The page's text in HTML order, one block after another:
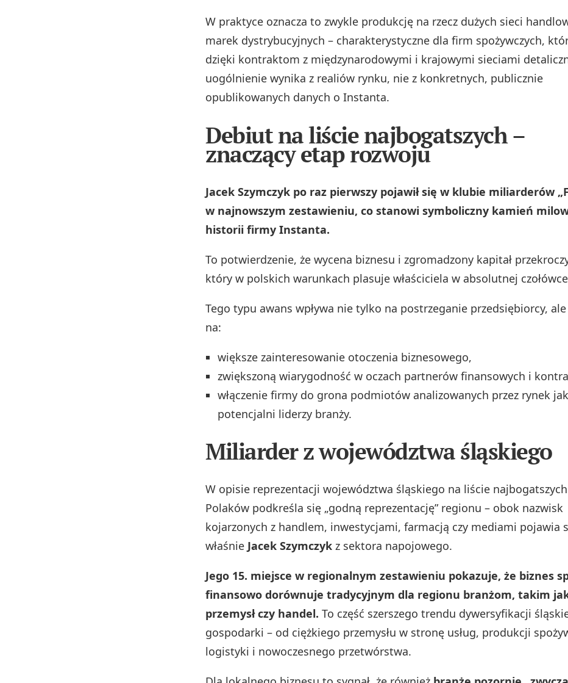
W praktyce oznacza to zwykle produkcję na rzecz dużych sieci
marek dystrybucyjnych – charakterystyczne dla firm spożywczych,
dzięki kontraktom z międzynarodowymi i krajowymi sieciami
uogólnienie wynika z realiów rynku, nie z konkretnych, publicznie
opublikowanych danych o Instanta.
Debiut na liście najbogatszych –
znaczący etap rozwoju
Jacek Szymczyk po raz pierwszy pojawił się w klubie miliarderów
w najnowszym zestawieniu, co stanowi symboliczny kamień
historii firmy Instanta.
To potwierdzenie, że wycena biznesu i zgromadzony kapitał
który w polskich warunkach plasuje właściciela w absolutnej
Tego typu awans wpływa nie tylko na postrzeganie przedsiębiorcy,
na:
większe zainteresowanie otoczenia biznesowego,
zwiększoną wiarygodność w oczach partnerów finansowych i
włączenie firmy do grona podmiotów analizowanych przez rynek
potencjalni liderzy branży.
Miliarder z województwa śląskiego
W opisie reprezentacji województwa śląskiego na liście najbogatszych
Polaków podkreśla się „godną reprezentację” regionu – obok nazwisk
kojarzonych z handlem, inwestycjami, farmacją czy mediami pojawia
właśnie Jacek Szymczyk z sektora napojowego.
Jego 15. miejsce w regionalnym zestawieniu pokazuje, że biznes
finansowo dorównuje tradycyjnym dla regionu branżom, takim
przemysł czy handel. To część szerszego trendu dywersyfikacji
gospodarki – od ciężkiego przemysłu w stronę usług, produkcji
logistyki i nowoczesnego przetwórstwa.